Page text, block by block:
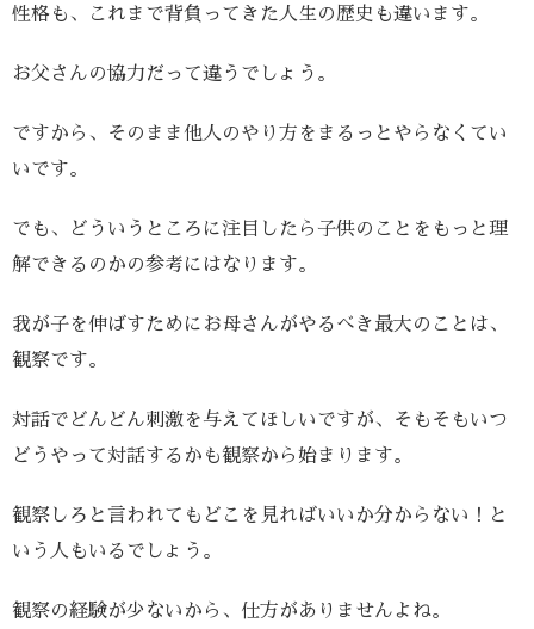
性格も、これまで背負ってきた人生の歴史も違います。
お父さんの協力だって違うでしょう。
ですから、そのまま他人のやり方をまるっとやらなくてい
いです。
でも、どういうところに注目したら子供のことをもっと理
解できるのかの参考にはなります。
我が子を伸ばすためにお母さんがやるべき最大のことは、
観察です。
対話でどんどん刺激を与えてほしいですが、そもそもいつ
どうやって対話するかも観察から始まります。
観察しろと言われてもどこを見ればいいか分からない！と
いう人もいるでしょう。
観察の経験が少ないから、仕方がありませんよね。